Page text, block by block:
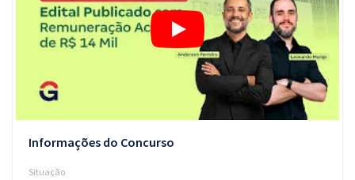
Aprovados
Atendimento
Informações do Concurso
Situação